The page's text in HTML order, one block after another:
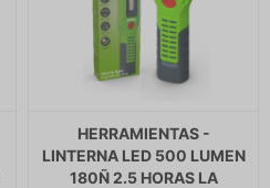
HERRAMIENTAS -
LINTERNA LED 500 LUMEN
180Ñ 2.5 HORAS LA